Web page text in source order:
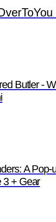
Butler -
A
+ Gear